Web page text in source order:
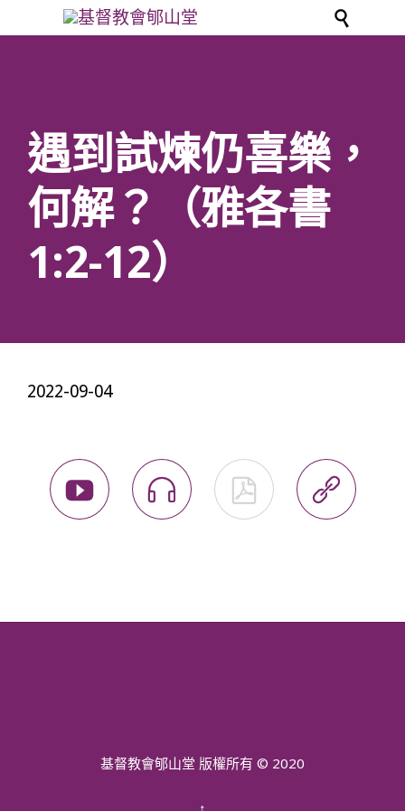

遇到試煉仍喜樂，
何解？（雅各書
1:2-12）
2022-09-04
   
基督教會郇山堂 版權所有 © 2020
↑